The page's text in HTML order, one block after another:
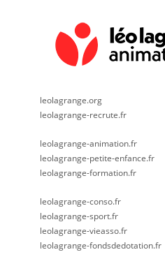
leolagrange.org
leolagrange-recrute.fr
leolagrange-animation.fr
leolagrange-petite-enfance.fr
leolagrange-formation.fr
leolagrange-conso.fr
leolagrange-sport.fr
leolagrange-vieasso.fr
leolagrange-fondsdedotation.fr